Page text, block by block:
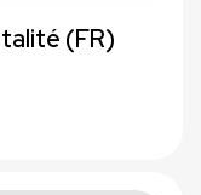
(FR)